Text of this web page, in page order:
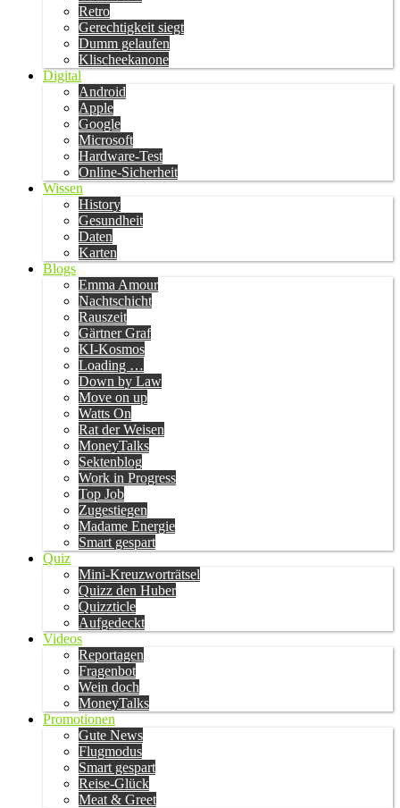
Retro
Gerechtigkeit siegt
Dumm gelaufen
Klischeekanone
Digital
Android
Apple
Google
Microsoft
Hardware-Test
Online-Sicherheit
Wissen
History
Gesundheit
Daten
Karten
Blogs
Emma Amour
Nachtschicht
Rauszeit
Gärtner Graf
KI-Kosmos
Loading …
Down by Law
Move on up
Watts On
Rat der Weisen
MoneyTalks
Sektenblog
Work in Progress
Top Job
Zugestiegen
Madame Energie
Smart gespart
Quiz
Mini-Kreuzworträtsel
Quizz den Huber
Quizzticle
Aufgedeckt
Videos
Reportagen
Fragenbot
Wein doch
MoneyTalks
Promotionen
Gute News
Flugmodus
Smart gespart
Reise-Glück
Meat & Greet